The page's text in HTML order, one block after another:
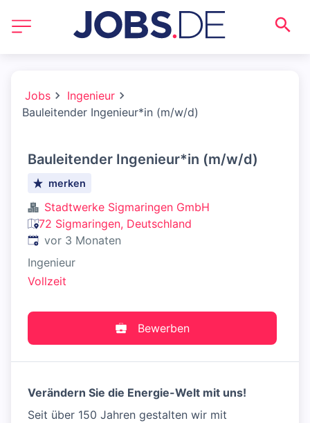
Jobs
Ingenieur
Bauleitender Ingenieur*in (m/w/d)
Bauleitender Ingenieur*in (m/w/d)
merken
Stadtwerke Sigmaringen GmbH
72 Sigmaringen, Deutschland
Veröffentlicht:
vor 3 Monaten
Ingenieur
Vollzeit
Bewerben
Verändern Sie die Energie-Welt mit uns!
Seit über 150 Jahren gestalten wir mit